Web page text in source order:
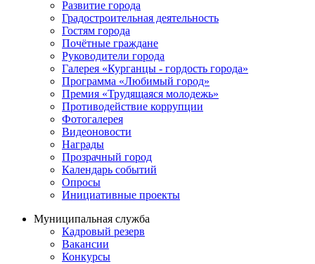
Развитие города
Градостроительная деятельность
Гостям города
Почётные граждане
Руководители города
Галерея «Курганцы - гордость города»
Программа «Любимый город»
Премия «Трудящаяся молодежь»
Противодействие коррупции
Фотогалерея
Видеоновости
Награды
Прозрачный город
Календарь событий
Опросы
Инициативные проекты
Муниципальная служба
Кадровый резерв
Вакансии
Конкурсы